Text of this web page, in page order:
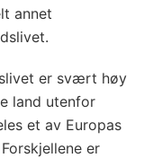
annet
er svært høy
land utenfor
et av Europas
er